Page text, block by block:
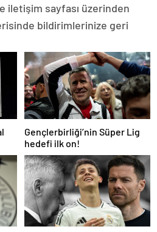
iletişim sayfası üzerinden
bildirimlerinize geri
Gençlerbirliği’nin Süper Lig
hedefi ilk on!